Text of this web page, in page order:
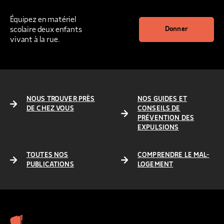
Équipez en matériel
scolaire deux enfants
vivant à la rue.
Donner
NOUS TROUVER PRÈS
DE CHEZ VOUS
NOS GUIDES ET
CONSEILS DE
PRÉVENTION DES
EXPULSIONS
TOUTES NOS
PUBLICATIONS
COMPRENDRE LE MAL-
LOGEMENT